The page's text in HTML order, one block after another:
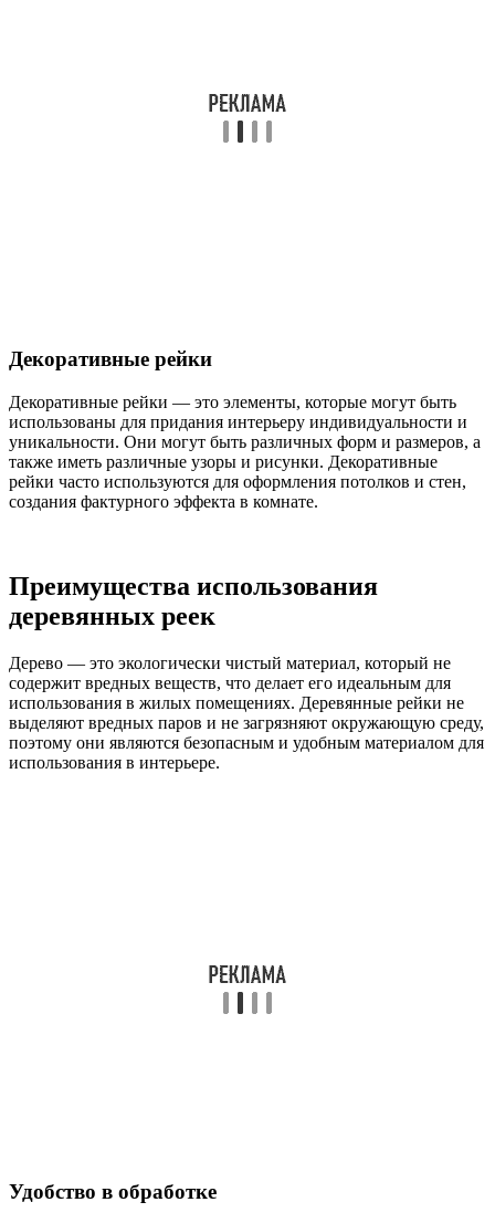
Декоративные рейки
Декоративные рейки — это элементы, которые могут быть
использованы для придания интерьеру индивидуальности и
уникальности. Они могут быть различных форм и размеров, а
также иметь различные узоры и рисунки. Декоративные
рейки часто используются для оформления потолков и стен,
создания фактурного эффекта в комнате.
Преимущества использования
деревянных реек
Дерево — это экологически чистый материал, который не
содержит вредных веществ, что делает его идеальным для
использования в жилых помещениях. Деревянные рейки не
выделяют вредных паров и не загрязняют окружающую среду,
поэтому они являются безопасным и удобным материалом для
использования в интерьере.
Удобство в обработке